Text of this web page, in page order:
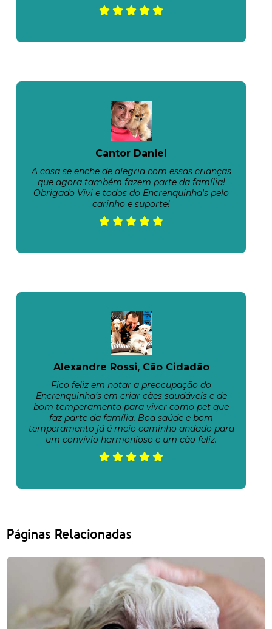
Cantor Daniel
A casa se enche de alegria com essas crianças
que agora também fazem parte da família!
Obrigado Vivi e todos do Encrenquinha's pelo
carinho e suporte!
Alexandre Rossi, Cão Cidadão
Fico feliz em notar a preocupação do
Encrenquinha’s em criar cães saudáveis e de
bom temperamento para viver como pet que
faz parte da família. Boa saúde e bom
temperamento já é meio caminho andado para
um convívio harmonioso e um cão feliz.
Páginas Relacionadas